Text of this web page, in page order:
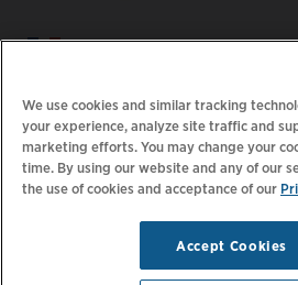
France >
Politique de confidentialité Vos
| Juridique | Relevé d'accessibilité
Gérer les
préférences d'e-mail
Tous
We use cookies and similar tracking
your experience, analyze site traffic and
marketing efforts. You may change your
time. By using our website and any of our
the use of cookies and acceptance of our
Accept Cookies